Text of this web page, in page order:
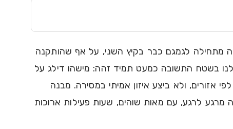
מתחילה לגמגם כבר בקיץ השני, על אף שהותקנה
בשטח התשובה כמעט תמיד זהה: מישהו דילג על
אזורים, ולא ביצע איזון אמיתי במסירה. מבנה
מרגע לרגע, עם מאות שוהים, שעות פעילות ארוכות